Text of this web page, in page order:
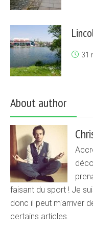
31
About author
faisant du sport ! Je
donc il peut m'arriver
certains articles.